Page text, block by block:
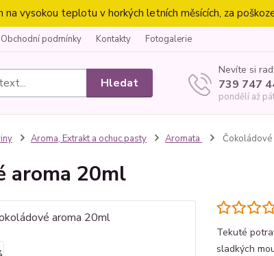
vysokou teplotu v horkých letních měsících, za
Obchodní podmínky Kontakty Fotogalerie
Hledat
Nevíte si
739 747
pondělí až
Aroma, Extrakt a ochuc.pasty Aromata
aroma 20ml
Tekuté
sladkých